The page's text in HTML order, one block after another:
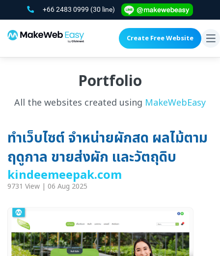
+66 2483 0999 (30 line)
Create Free Website
Portfolio
All the websites created using MakeWebEasy
ทำเว็บไซต์ จำหน่ายผักสด ผลไม้ตาม
ฤดูกาล ขายส่งผัก และวัตถุดิบ
kindeemeepak.com
9731 View | 06 Aug 2025